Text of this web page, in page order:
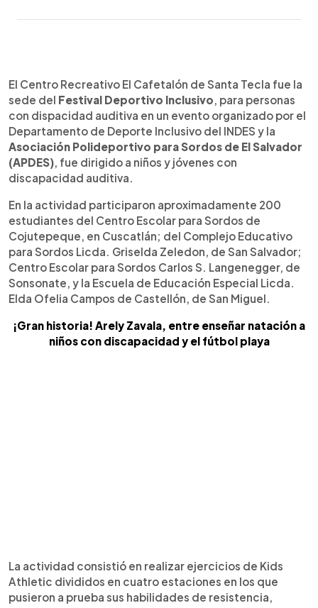
► Escuchar artículo
El Centro Recreativo El Cafetalón de Santa Tecla fue la
sede del Festival Deportivo Inclusivo, para personas
con dispacidad auditiva en un evento organizado por el
Departamento de Deporte Inclusivo del INDES y la
Asociación Polideportivo para Sordos de El Salvador
(APDES), fue dirigido a niños y jóvenes con
discapacidad auditiva.
En la actividad participaron aproximadamente 200
estudiantes del Centro Escolar para Sordos de
Cojutepeque, en Cuscatlán; del Complejo Educativo
para Sordos Licda. Griselda Zeledon, de San Salvador;
Centro Escolar para Sordos Carlos S. Langenegger, de
Sonsonate, y la Escuela de Educación Especial Licda.
Elda Ofelia Campos de Castellón, de San Miguel.
¡Gran historia! Arely Zavala, entre enseñar natación a
niños con discapacidad y el fútbol playa
La actividad consistió en realizar ejercicios de Kids
Athletic divididos en cuatro estaciones en los que
pusieron a prueba sus habilidades de resistencia,